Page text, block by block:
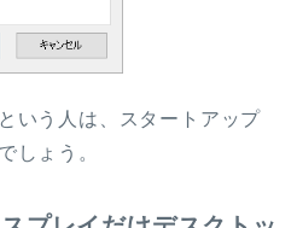
いう人は、スタートアップ
しょう。